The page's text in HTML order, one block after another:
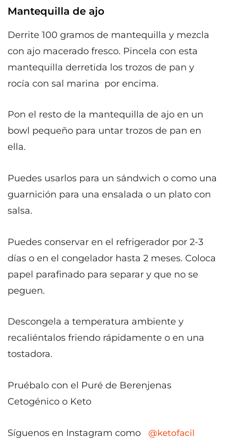
Mantequilla de ajo
Derrite 100 gramos de mantequilla y mezcla
con ajo macerado fresco. Pincela con esta
mantequilla derretida los trozos de pan y
rocía con sal marina por encima.
Pon el resto de la mantequilla de ajo en un
bowl pequeño para untar trozos de pan en
ella.
Puedes usarlos para un sándwich o como una
guarnición para una ensalada o un plato con
salsa.
Puedes conservar en el refrigerador por 2-3
días o en el congelador hasta 2 meses. Coloca
papel parafinado para separar y que no se
peguen.
Descongela a temperatura ambiente y
recaliéntalos friendo rápidamente o en una
tostadora.
Pruébalo con el Puré de Berenjenas
Cetogénico o Keto
Síguenos en Instagram como @ketofacil